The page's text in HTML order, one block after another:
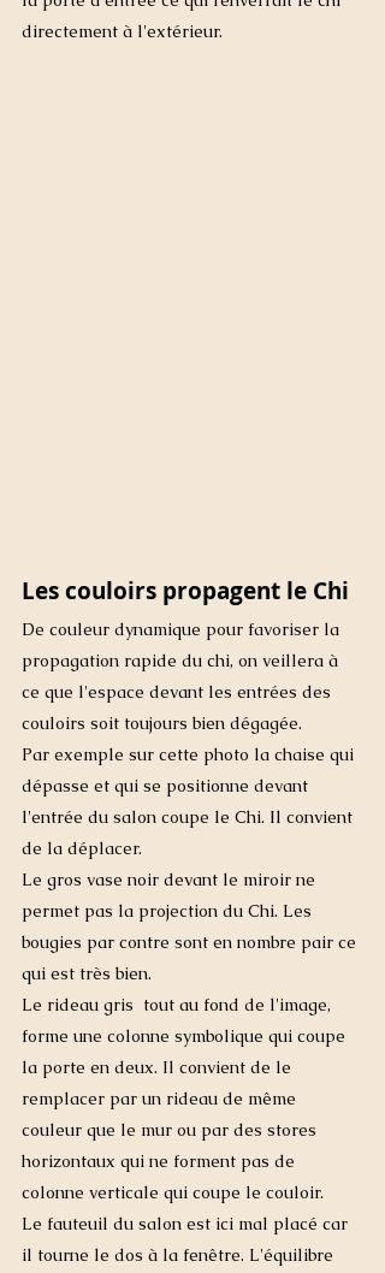
directement à l'extérieur.
Les couloirs propagent le Chi
De couleur dynamique pour favoriser la
propagation rapide du chi, on veillera à
ce que l'espace devant les entrées des
couloirs soit toujours bien dégagée.
Par exemple sur cette photo la chaise qui
dépasse et qui se positionne devant
l'entrée du salon coupe le Chi. Il convient
de la déplacer.
Le gros vase noir devant le miroir ne
permet pas la projection du Chi. Les
bougies par contre sont en nombre pair ce
qui est très bien.
Le rideau gris  tout au fond de l'image,
forme une colonne symbolique qui coupe
la porte en deux. Il convient de le
remplacer par un rideau de même
couleur que le mur ou par des stores
horizontaux qui ne forment pas de
colonne verticale qui coupe le couloir.
Le fauteuil du salon est ici mal placé car
il tourne le dos à la fenêtre. L'équilibre